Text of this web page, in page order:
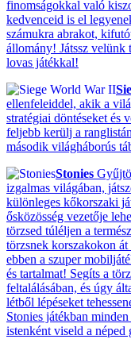
finomságokkal való
kedvenceid is el
számukra abrakot,
állomány! Játssz velünk
lovas játékkal!
ellenfeleiddel, akik a
stratégiai döntéseket és
feljebb kerülj a
második világháborús
Stonies
izgalmas világában,
különleges kőkorszaki
ősközösség vezetője
törzsed túléljen a
törzsnek korszakokon
ebben a szuper
és tartalmat! Segíts a
feltalálásában, és úgy
létből lépéseket
Stonies játékban
istenként viseld a néped